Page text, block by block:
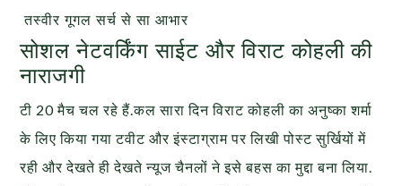
तस्वीर गूगल सर्च से सा आभार
सोशल नेटवर्किंग साईट और विराट कोहली की
नाराजगी
टी 20 मैच चल रहे हैं.कल सारा दिन विराट कोहली का अनुष्का शर्मा
के लिए किया गया टवीट और इंस्टाग्राम पर लिखी पोस्ट सुर्खियों में
रही और देखते ही देखते न्यूज चैनलों ने इसे बहस का मुद्दा बना लिया.